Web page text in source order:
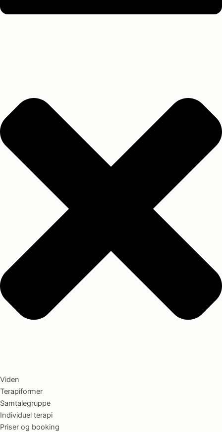
Viden
Terapiformer
Samtalegruppe
Individuel terapi
Priser og booking